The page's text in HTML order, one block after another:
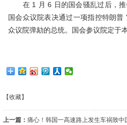
在 1 月 6 日的国会骚乱过后，推
国会众议院表决通过一项指控特朗
众议院弹劾的总统。国会参议院定于
【收藏】
上一篇： 痛心！韩国一高速路上发生车祸致中